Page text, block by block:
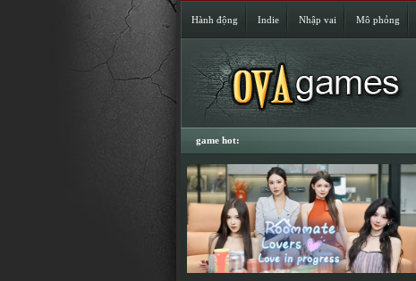
Hành động Indie Nhập vai Mô phỏng
game hot: